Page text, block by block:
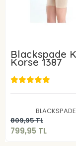
Blackspade
Korse 1387
BLACKSPADE
809,95 TL
799,95 TL
Sepete Ekle